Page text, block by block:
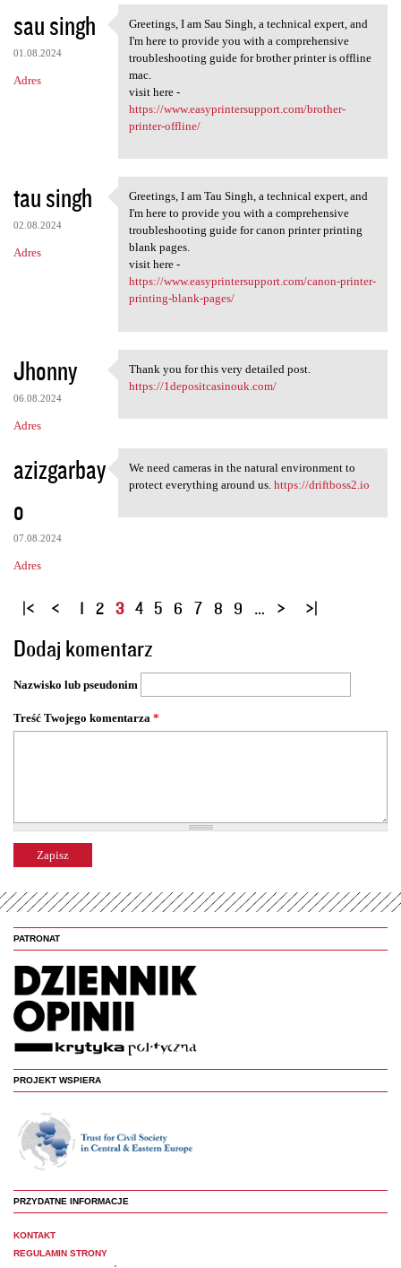
sau singh
01.08.2024
Adres
Greetings, I am Sau Singh, a
Greetings, I am Sau Singh, a technical expert, and
I'm here to provide you with a comprehensive
troubleshooting guide for brother printer is offline
mac.
visit here -
https://www.easyprintersupport.com/brother-
printer-offline/
tau singh
02.08.2024
Adres
Greetings, I am Tau Singh, a
Greetings, I am Tau Singh, a technical expert, and
I'm here to provide you with a comprehensive
troubleshooting guide for canon printer printing
blank pages.
visit here -
https://www.easyprintersupport.com/canon-printer-
printing-blank-pages/
Jhonny
06.08.2024
Adres
Thank you for this very
Thank you for this very detailed post.
https://1depositcasinouk.com/
azizgarbay
o
07.08.2024
Adres
We need cameras in the
We need cameras in the natural environment to
protect everything around us. https://driftboss2.io
S
r
o
y
1 2 3 4 5 6 7 8 9 …
Dodaj komentarz
Nazwisko lub pseudonim
Treść Twojego komentarza *
PATRONAT
PROJEKT WSPIERA
PRZYDATNE INFORMACJE
KONTAKT
REGULAMIN STRONY